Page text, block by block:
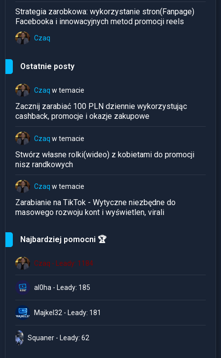
Strategia zarobkowa: wykorzystanie stron(Fanpage)
Facebooka i innowacyjnych metod promocji reels
Czaq
Ostatnie posty
Czaq w temacie
Zacznij zarabiać 100 PLN dziennie wykorzystując
cashback, promocje i okazje zakupowe
Czaq w temacie
Stwórz własne rolki(wideo) z kobietami do promocji
nisz randkowych
Czaq w temacie
Zarabianie na TikTok - Wytyczne niezbędne do
masowego rozwoju kont i wyświetlen, virali
Najbardziej pomocni 🏆
Czaq - Leady: 1184
al0ha - Leady: 185
Majkel32 - Leady: 181
Squaner - Leady: 62